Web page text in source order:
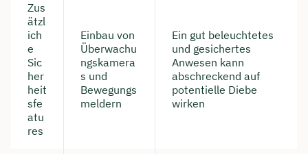
Zus
ätzl
ich
e
Sic
her
heit
sfe
atu
res
Einbau von
Überwachu
ngskamera
s und
Bewegungs
meldern
Ein gut beleuchtetes
und gesichertes
Anwesen kann
abschreckend auf
potentielle Diebe
wirken